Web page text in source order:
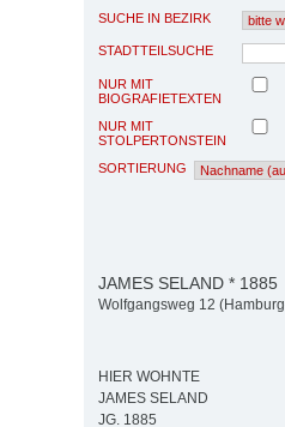
SUCHE IN BEZIRK
STADTTEILSUCHE
NUR MIT
BIOGRAFIETEXTEN
NUR MIT
STOLPERTONSTEIN
SORTIERUNG
JAMES SELAND * 1885
Wolfgangsweg 12
HIER WOHNTE
JAMES SELAND
JG. 1885